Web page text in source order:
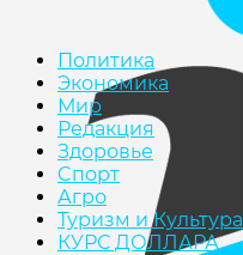
Политика
Экономика
Мир
Редакция
Здоровье
Cпорт
Агро
Туризм и Культура
КУРС ДОЛЛАРА